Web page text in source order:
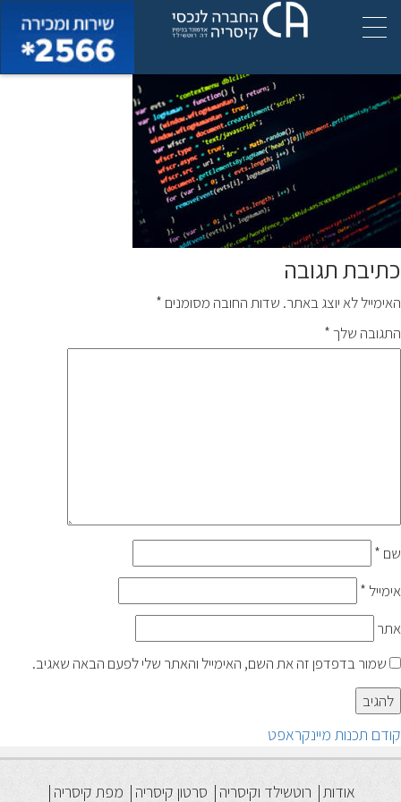
תכנות-סייבר_370x275
כתיבת תגובה
האימייל לא יוצג באתר. שדות החובה מסומנים *
התגובה שלך*
שם *
אימייל *
אתר
שמור בדפדפן זה את השם, האימייל והאתר שלי לפעם הבאה שאגיב.
ניווט
קודם הפוסט
הקודם:
תכנות מיינקראפט
אודות רוטשילד וקיסריה סרטון קיסריה מפת קיסריה